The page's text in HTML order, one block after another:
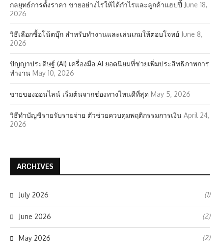
กลยุทธ์การตั้งราคา ขายอย่างไรให้ได้กำไรและลูกค้าแฮปปี้ June 18,
2026
วิธีเลือกซื้อโน้ตบุ๊ก สำหรับทำงานและเล่นเกมให้ตอบโจทย์ June 8,
2026
ปัญญาประดิษฐ์ (AI) เครื่องมือ AI ยอดนิยมที่ช่วยเพิ่มประสิทธิภาพการ
ทำงาน May 10, 2026
ขายของออนไลน์ เริ่มต้นจากช่องทางไหนดีที่สุด May 5, 2026
วิธีทำบัญชีรายรับรายจ่าย ตัวช่วยควบคุมพฤติกรรมการเงิน April 24,
2026
ARCHIVES
July 2026 (1)
June 2026 (2)
May 2026 (2)